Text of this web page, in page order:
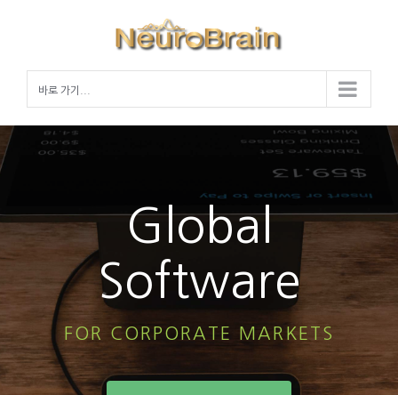
바로 가기...
Global
Software
FOR CORPORATE MARKETS